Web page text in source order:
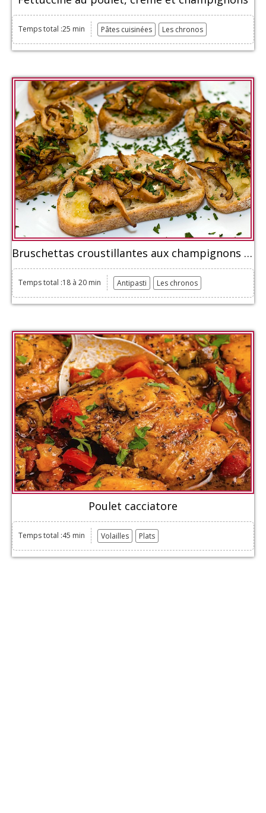
Temps total :25 min Pâtes cuisinées Les chronos
Bruschettas croustillantes aux champignons Chanterelles et au fromage brie.
Temps total :18 à 20 min Antipasti Les chronos
Poulet cacciatore
Temps total :45 min Volailles Plats